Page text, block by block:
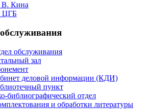
Кина
ЦГБ
обслуживания
зал
деловой информации (КДИ)
пункт
библиографический отдел
и обработки литературы